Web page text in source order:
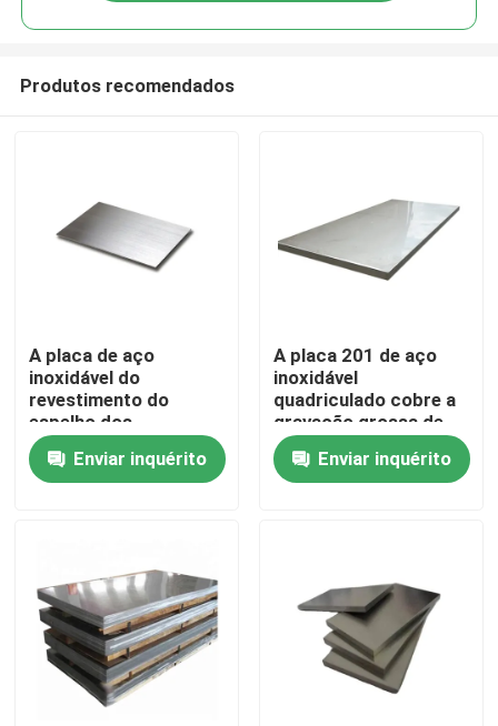
Para casa
vídeos
Sobre nós
Produtos recomendados
A placa de aço
inoxidável do
revestimento do
espelho dos
VAGABUNDOS 304
cobre 0.8mm 1.0mm
1.2mm
Enviar inquérito
A placa 201 de aço
inoxidável
quadriculado cobre a
gravação grossa de
10mm
Enviar inquérito